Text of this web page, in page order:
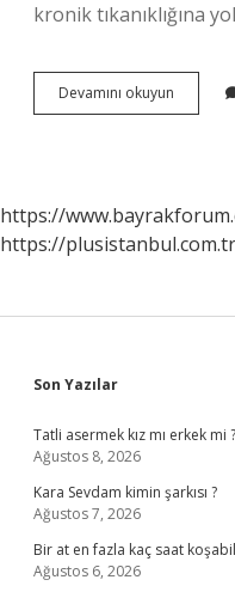
kronik tıkanıklığına
Devamını okuyun
Yok
Neden
https://
https://plusistanbul.com.tr
Sidebar
Son Yazılar
Tatli asermek kız mı erkek mi ?
Ağustos 8, 2026
Kara Sevdam kimin şarkısı ?
Ağustos 7, 2026
Bir at en fazla kaç saat
Ağustos 6, 2026